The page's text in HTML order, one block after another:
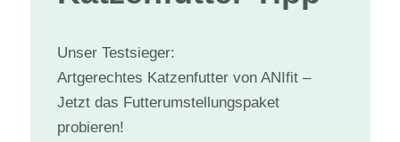
Unser Testsieger:
Artgerechtes Katzenfutter von ANIfit –
Jetzt das Futterumstellungspaket
probieren!